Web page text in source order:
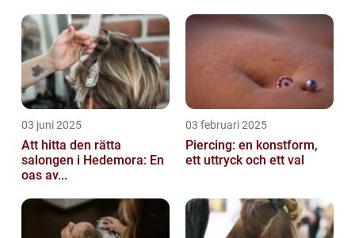
03 juni 2025
Att hitta den rätta
salongen i Hedemora: En
oas av...
03 februari 2025
Piercing: en konstform,
ett uttryck och ett val